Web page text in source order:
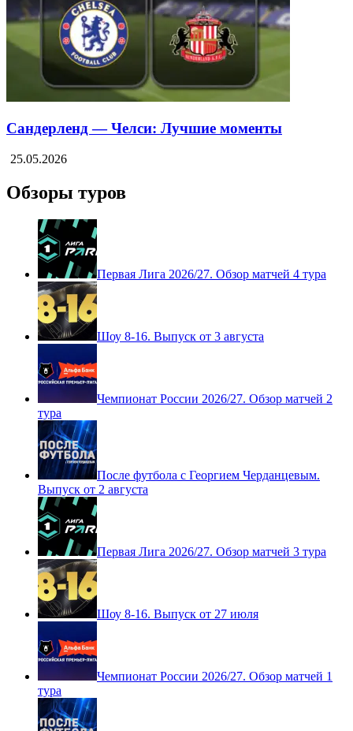
Сандерленд — Челси: Лучшие моменты
25.05.2026
Обзоры туров
Первая Лига 2026/27. Обзор матчей 4 тура
Шоу 8-16. Выпуск от 3 августа
Чемпионат России 2026/27. Обзор матчей 2
тура
После футбола с Георгием Черданцевым.
Выпуск от 2 августа
Первая Лига 2026/27. Обзор матчей 3 тура
Шоу 8-16. Выпуск от 27 июля
Чемпионат России 2026/27. Обзор матчей 1
тура